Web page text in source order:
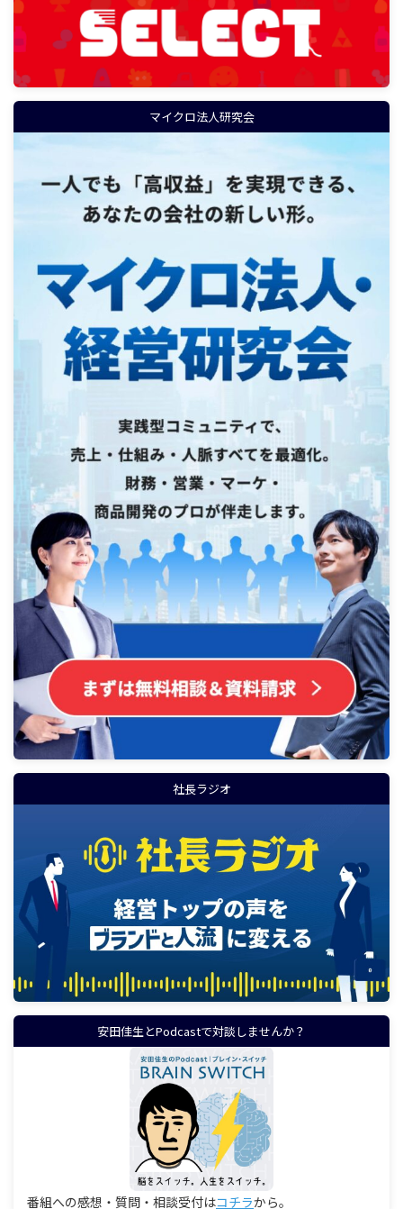
マイクロ法人研究会
社長ラジオ
安田佳生とPodcastで対談しませんか？
番組への感想・質問・相談受付はコチラから。